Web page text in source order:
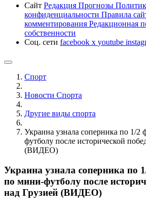
Сайт Редакция Прогнозы
конфиденциальности Правила
комментирования Редакционная
собственности
Соц. сети facebook x youtube
Спорт
Новости Cпорта
Другие виды спорта
Украина узнала соперника по 1/
футболу после исторической
(ВИДЕО)
Украина узнала соперника по
по мини-футболу после
над Грузией (ВИДЕО)